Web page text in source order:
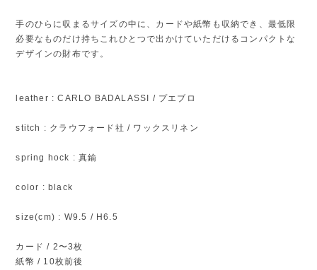
手のひらに収まるサイズの中に、カードや紙幣も収納でき、最低限
必要なものだけ持ちこれひとつで出かけていただけるコンパクトな
デザインの財布です。
leather : CARLO BADALASSI / プエブロ
stitch : クラウフォード社 / ワックスリネン
spring hock : 真鍮
color : black
size(cm) : W9.5 / H6.5
カード / 2〜3枚
紙幣 / 10枚前後